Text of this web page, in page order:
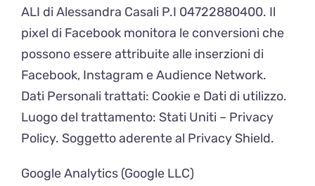
ALI di Alessandra Casali P.I 04722880400. Il
pixel di Facebook monitora le conversioni che
possono essere attribuite alle inserzioni di
Facebook, Instagram e Audience Network.
Dati Personali trattati: Cookie e Dati di utilizzo.
Luogo del trattamento: Stati Uniti – Privacy
Policy. Soggetto aderente al Privacy Shield.
Google Analytics (Google LLC)